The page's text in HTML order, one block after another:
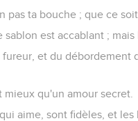
pas ta bouche ; que ce
sablon est accablant ;
fureur, et du débordement
qu'un amour secret.
aime, sont fidèles, et